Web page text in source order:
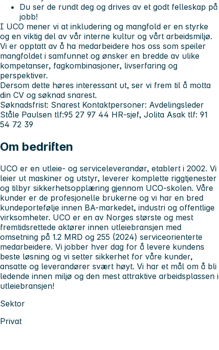
Du ser de rundt deg og drives av et godt felleskap på
jobb!
I UCO mener vi at inkludering og mangfold er en styrke
og en viktig del av vår interne kultur og vårt arbeidsmiljø.
Vi er opptatt av å ha medarbeidere hos oss som speiler
mangfoldet i samfunnet og ønsker en bredde av ulike
kompetanser, fagkombinasjoner, livserfaring og
perspektiver.
Dersom dette høres interessant ut, ser vi frem til å motta
din CV og søknad snarest.
Søknadsfrist: Snarest Kontaktpersoner: Avdelingsleder
Ståle Paulsen tlf:95 27 97 44 HR-sjef, Jolita Asak tlf: 91
54 72 39
Om bedriften
UCO er en utleie- og serviceleverandør, etablert i 2002. Vi
leier ut maskiner og utstyr, leverer komplette riggtjenester
og tilbyr sikkerhetsopplæring gjennom UCO-skolen. Våre
kunder er de profesjonelle brukerne og vi har en bred
kundeportefølje innen BA-markedet, industri og offentlige
virksomheter. UCO er en av Norges største og mest
fremtidsrettede aktører innen utleiebransjen med
omsetning på 1.2 MRD og 255 (2024) serviceorienterte
medarbeidere. Vi jobber hver dag for å levere kundens
beste løsning og vi setter sikkerhet for våre kunder,
ansatte og leverandører svært høyt. Vi har et mål om å bli
ledende innen miljø og den mest attraktive arbeidsplassen i
utleiebransjen!
Sektor
Privat